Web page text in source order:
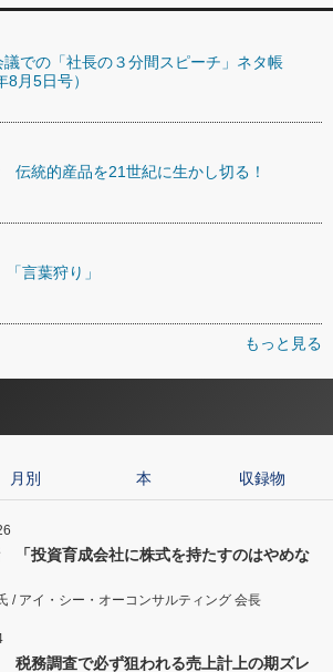
議での「社長の３分間スピーチ」ネタ帳
8月5日号）
伝統的産品を21世紀に生かし切る！
言葉狩り」
もっと見る
月別 本 収録物
「投資育成会社に株式を持たすのはやめな
/ アイ・シー・オーコンサルティング 会長
税務調査で必ず狙われる売上計上の期ズレ